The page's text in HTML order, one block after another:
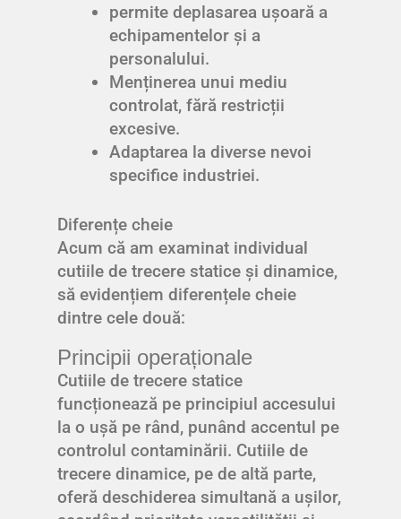
permite deplasarea ușoară a
echipamentelor și a
personalului.
Menținerea unui mediu
controlat, fără restricții
excesive.
Adaptarea la diverse nevoi
specifice industriei.
Diferențe cheie
Acum că am examinat individual
cutiile de trecere statice și dinamice,
să evidențiem diferențele cheie
dintre cele două:
Principii operaționale
Cutiile de trecere statice
funcționează pe principiul accesului
la o ușă pe rând, punând accentul pe
controlul contaminării. Cutiile de
trecere dinamice, pe de altă parte,
oferă deschiderea simultană a ușilor,